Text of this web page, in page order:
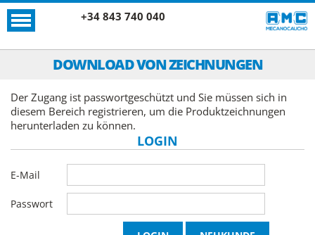
+34 843 740 040
DOWNLOAD VON ZEICHNUNGEN
Der Zugang ist passwortgeschützt und Sie müssen sich in
diesem Bereich registrieren, um die Produktzeichnungen
herunterladen zu können.
LOGIN
E-Mail
Passwort